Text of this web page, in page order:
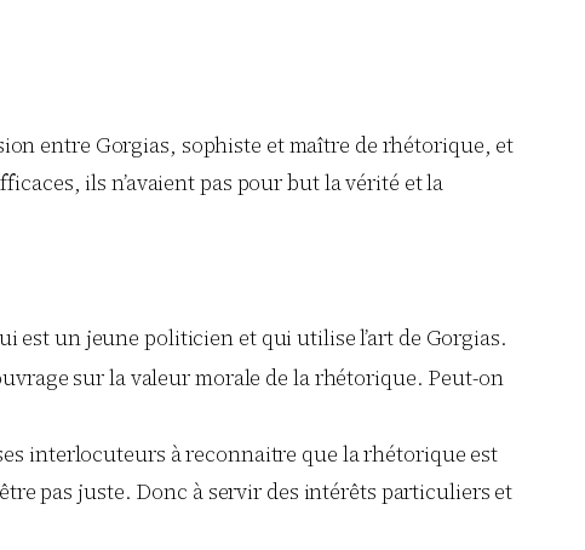
entre Gorgias, sophiste et maître de rhétorique, et
ils n’avaient pas pour but la vérité et la
est un jeune politicien et qui utilise l’art de Gorgias.
sur la valeur morale de la rhétorique. Peut-on
interlocuteurs à reconnaitre que la rhétorique est
pas juste. Donc à servir des intérêts particuliers et